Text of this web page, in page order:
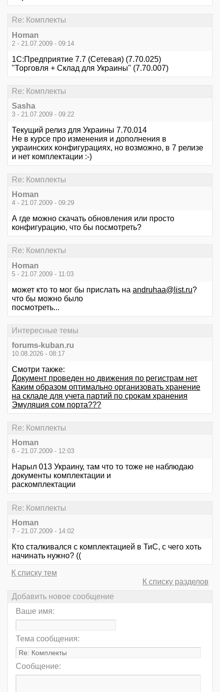
Re: Комплекты
Homan
2 - 21.07.2009 - 09:14
1С:Предприятие 7.7 (Сетевая) (7.70.025)
"Торговля + Склад для Украины" (7.70.007)
Re: Комплекты
Sasha
3 - 21.07.2009 - 09:22
Текущий релиз для Украины 7.70.014
Не в курсе про изменения и дополнения в
украинских конфигурациях, но возможно, в 7 релизе
и нет комплектации :-)
Re: Комплекты
Homan
4 - 21.07.2009 - 09:29
А где можно скачать обновления или просто
конфигурацию, что бы посмотреть?
Re: Комплекты
Homan
5 - 21.07.2009 - 11:03
может кто то мог бы прислать на andruhaa@list.ru?
что бы можно было
посмотреть...
Интересные темы
forums-kuban.ru
10.08.2026 - 08:17
Смотри также:
Документ проведен но движения по регистрам нет
Каким образом оптимально организовать хранение
на складе для учета партий по срокам хранения
Эмуляция сом порта???
Re: Комплекты
Homan
6 - 21.07.2009 - 12:03
Нарыл 013 Украину, там что то тоже не наблюдаю
документы комплектации и
раскомплектации
Re: Комплекты
Homan
7 - 21.07.2009 - 14:02
Кто сталкивался с комплектацией в ТиС, с чего хоть
начинать нужно? ((
К списку тем
К списку разделов
Добавить новое сообщение
Ваше имя:
Тема сообщения:
Сообщение: